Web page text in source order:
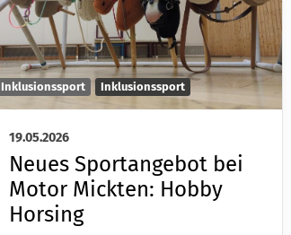
Inklusionssport Inklusionssport
19.05.2026
Neues Sportangebot bei
Motor Mickten: Hobby
Horsing